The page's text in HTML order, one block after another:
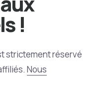
!
strictement réservé
Nous